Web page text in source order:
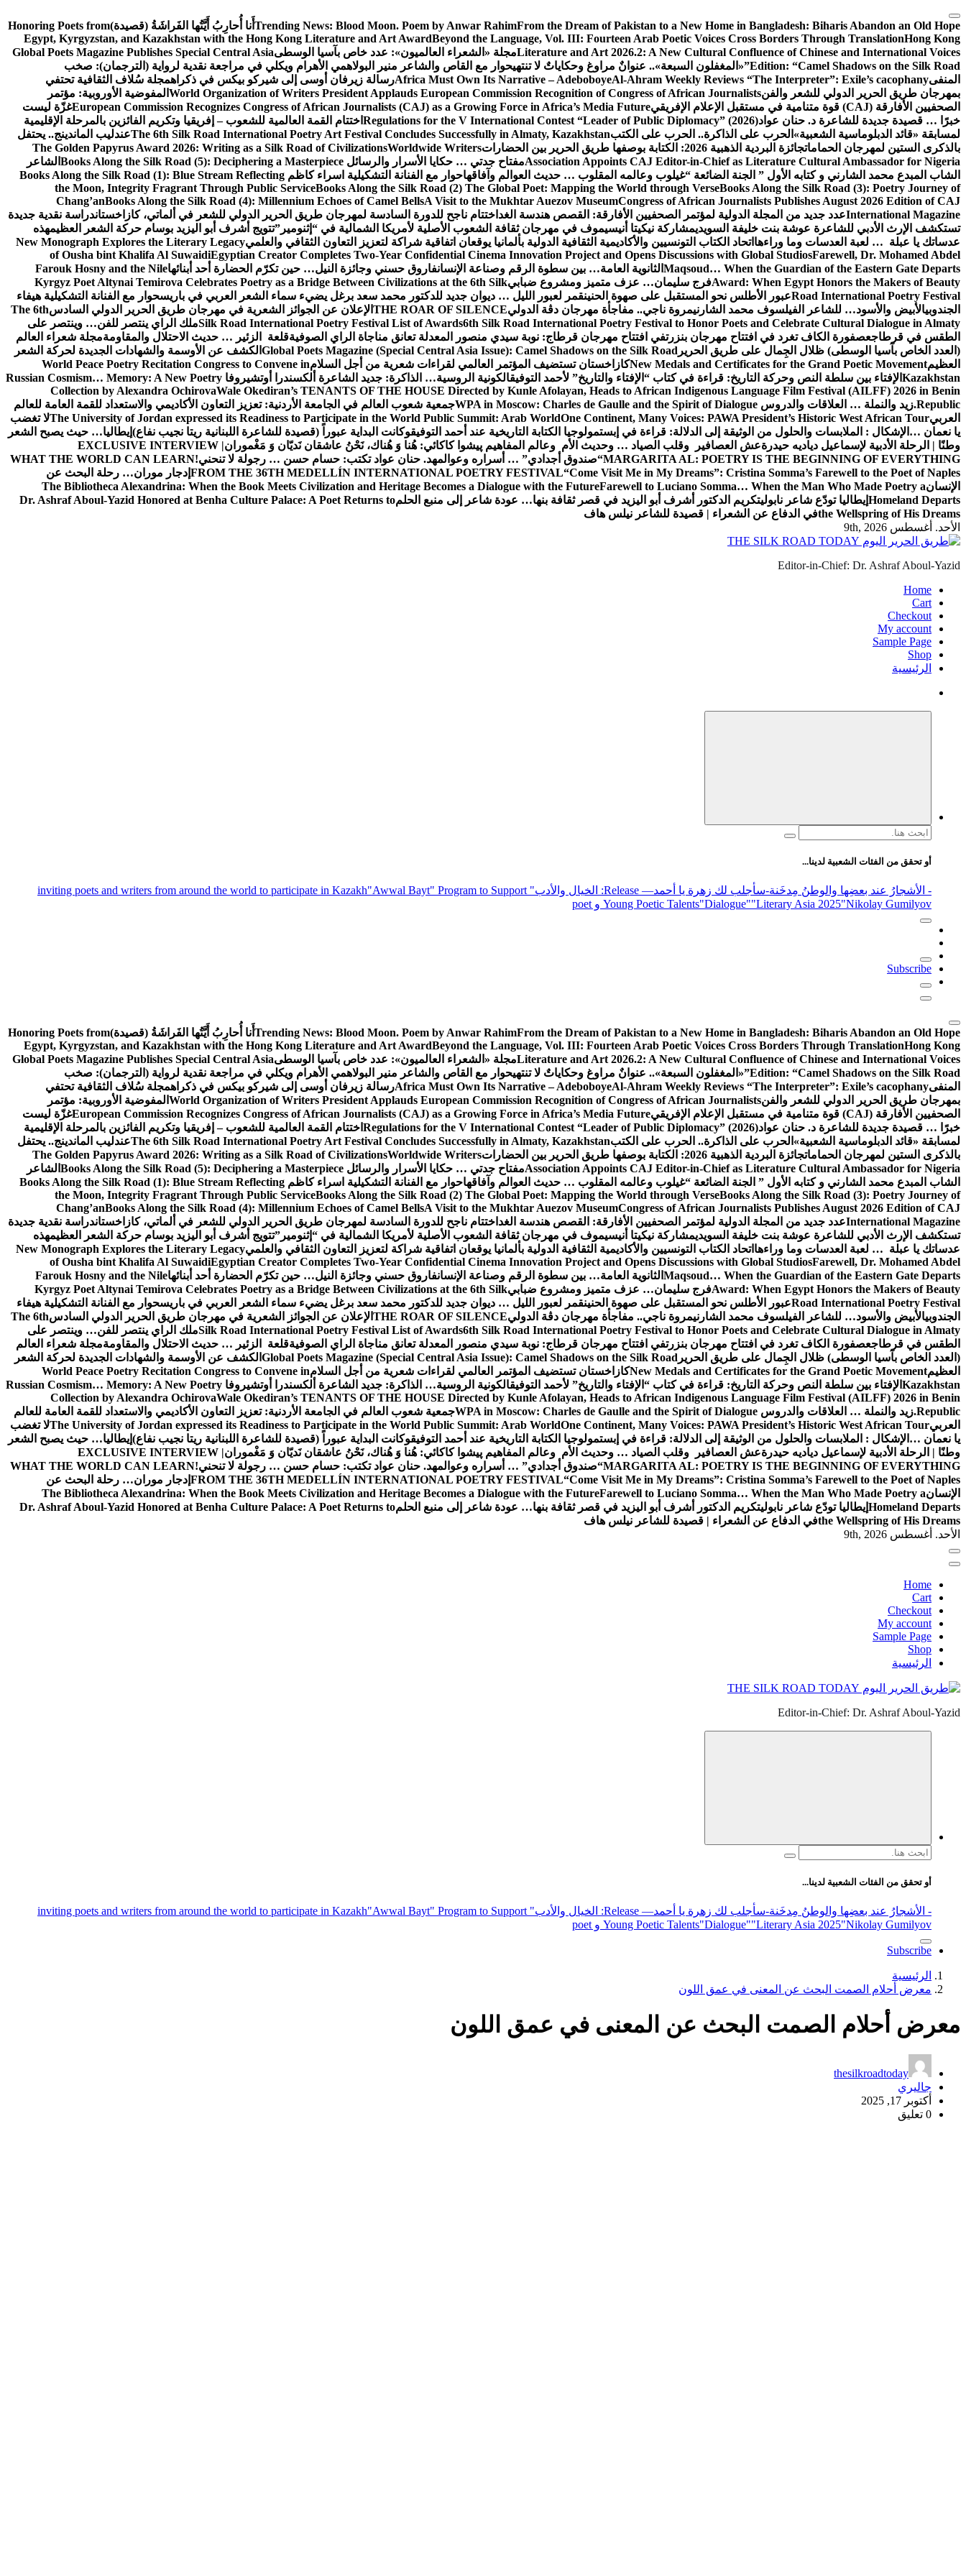
التجاوز
إلى
المحتوى
Trending News: Blood Moon. Poem by Anwar RahimFrom the Dream of Pakistan to a New Home in Bangladesh: Biharis Abandon an Old Hope أَنا أُحارِبُ أَيَّتُها الفَراشَةُ (قصيدة)Honoring Poets from
Egypt, Kyrgyzstan, and Kazakhstan with the Hong Kong Literature and Art AwardBeyond the Language, Vol. III: Fourteen Arab Poetic Voices Cross Borders Through TranslationHong Kong
Literature and Art 2026.2: A New Cultural Confluence of Chinese and International Voicesمجلة «الشعراء العالميون»: عدد خاص بآسيا الوسطىGlobal Poets Magazine Publishes Special Central Asia
Edition: “Camel Shadows on the Silk Road” «المغفلون السبعة».. عنوانٌ مراوغ وحكاياتٌ لا تنتهيحوار مع القاص والشاعر منير البولاهمي الأهرام ويكلي في مراجعة نقدية لرواية (الترجمان): صخب
المنفى
Africa Must Own Its Narrative – AdeboboyeAl-Ahram Weekly Reviews “The Interpreter”: Exile’s cacophany رسالة زيرفان أوسى إلى شيركو بيكس في ذكراهمجلة سُلاف الثقافية تحتفي
بمهرجان طريق الحرير الدولي للشعر والفنWorld Organization of Writers President Applauds European Commission Recognition of Congress of African Journalists المفوضية الأوروبية: مؤتمر
الصحفيين الأفارقة (CAJ) قوة متنامية في مستقبل الإعلام الإفريقي
European Commission Recognizes Congress of African Journalists (CAJ) as a Growing Force in Africa’s Media Futureغزّة ليست
خبرًا … قصيدة جديدة للشاعرة د. حنان عوادRegulations for the V International Contest “Leader of Public Diplomacy” (2026) اختتام القمة العالمية للشعوب – إفريقيا وتكريم الفائزين بالمرحلة الإقليمية
لمسابقة «قائد الدبلوماسية الشعبية» الحرب على الذاكرة.. الحرب على الكتبThe 6th Silk Road International Poetry Art Festival Concludes Successfully in Almaty, Kazakhstanعندليب الماندينج.. يحتفل
بالذكرى الستين لمهرجان الحماماتجائزة البردية الذهبية 2026: الكتابة بوصفها طريق الحرير بين الحضارات The Golden Papyrus Award 2026: Writing as a Silk Road of CivilizationsWorldwide Writers
Association Appoints CAJ Editor-in-Chief as Literature Cultural Ambassador for Nigeriaمفتاح جدتي … حكايا الأسرار والرسائل Books Along the Silk Road (5): Deciphering a Masterpiece الشاعر
الشاب المبدع محمد الشارني و كتابه الأول ” الجنة الضائعة “غيلوب وعالمه المقلوب … حديث العوالم وآفاقهاحوار مع الفنانة التشكيلية اسراء كاظم Books Along the Silk Road (1): Blue Stream Reflecting
the Moon, Integrity Fragrant Through Public ServiceBooks Along the Silk Road (2) The Global Poet: Mapping the World through VerseBooks Along the Silk Road (3): Poetry Journey of
Chang’anBooks Along the Silk Road (4): Millennium Echoes of Camel BellsA Visit to the Mukhtar Auezov MuseumCongress of African Journalists Publishes August 2026 Edition of CAJ
International Magazineعدد جديد من المجلة الدولية لمؤتمر الصحفيين الأفارقة: القصص هندسة الغد اختتام ناجح للدورة السادسة لمهرجان طريق الحرير الدولي للشعر في ألماتي، كازاخستاندراسة نقدية جديدة
تستكشف الإرث الأدبي للشاعرة عوشة بنت خليفة السويديمشاركة نيكيتا أنيسيموف في مهرجان ثقافة الشعوب الأصلية لأمريكا الشمالية في “إثنومير”تتويج أشرف أبو اليزيد بوسام حركة الشعر العظيمهذه
عدساتك يا عبلة … لعبة العدسات وما وراءها اتحاد الكتاب التونسيين والأكاديمية الثقافية الدولية بألمانيا يوقعان اتفاقية شراكة لتعزيز التعاون الثقافي والعلميNew Monograph Explores the Literary Legacy
of Ousha bint Khalifa Al SuwaidiEgyptian Creator Completes Two-Year Confidential Cinema Innovation Project and Opens Discussions with Global StudiosFarewell, Dr. Mohamed Abdel
Maqsoud… When the Guardian of the Eastern Gate Departs الثانوية العامة… بين سطوة الرقم وصناعة الإنسانفاروق حسني وجائزة النيل… حين تكرّم الحضارة أحد أبنائهاFarouk Hosny and the Nile
Award: When Egypt Honors the Makers of Beautyفرج سليمان… عزف متميز ومشروع ضبابيKyrgyz Poet Altynai Temirova Celebrates Poetry as a Bridge Between Civilizations at the 6th Silk
Road International Poetry Festivalعبور الأطلس نحو المستقبل على صهوة الحنينقمر لعبور الليل … ديوان جديد للدكتور محمد سعد برغل يضيء سماء الشعر العربي في باريسحوار مع الفنانة التشكيلية هيفاء
الجندوبيالأبيض والأسود… للشاعر الفيلسوف محمد الشارنيمروة ناجي.. مفاجأة مهرجان دڨة الدوليTHE ROAR OF SILENCE الإعلان عن الجوائز الشعرية في مهرجان طريق الحرير الدولي السادسThe 6th
Silk Road International Poetry Festival List of Awards6th Silk Road International Poetry Festival to Honor Poets and Celebrate Cultural Dialogue in Almaty
ملك الراي ينتصر للفن… وينتصر على
الطقس في قرطاجعصفورة الكاف تغرد في افتتاح مهرجان بنزرتفي افتتاح مهرجان قرطاج: نوبة سيدي منصور المعدلة تعانق مناجاة الراي الصوفيةقلعة الزئير … حديث الاحتلال والمقاومةمجلة شعراء العالم
(العدد الخاص بآسيا الوسطى) ظلال الجِمال على طريق الحرير Global Poets Magazine (Special Central Asia Issue): Camel Shadows on the Silk Road الكشف عن الأوسمة والشهادات الجديدة لحركة الشعر
العظيمNew Medals and Certificates for the Grand Poetic Movementكازاخستان تستضيف المؤتمر العالمي لقراءات شعرية من أجل السلامWorld Peace Poetry Recitation Congress to Convene in
Kazakhstan الإفتاء بين سلطة النص وحركة التاريخ: قراءة في كتاب “الإفتاء والتاريخ” لأحمد التوفيقالكونية الروسية… الذاكرة: جديد الشاعرة ألكسندرا أوتشيروفا Russian Cosmism… Memory: A New Poetry
Collection by Alexandra OchirovaWale Okediran’s TENANTS OF THE HOUSE Directed by Kunle Afolayan, Heads to African Indigenous Language Film Festival (AILFF) 2026 in Benin
Republic. زيد والنملة … العلاقات والدروس WPA in Moscow: Charles de Gaulle and the Spirit of Dialogueجمعية شعوب العالم في الجامعة الأردنية: تعزيز التعاون الأكاديمي والاستعداد للقمة العامة للعالم
العربي
The University of Jordan expressed its Readiness to Participate in the World Public Summit: Arab WorldOne Continent, Many Voices: PAWA President’s Historic West African Tour
لا تغضب
يا نعمان …الإشكال : الملابسات والحلول من الوثيقة إلى الدلالة: قراءة في إبستمولوجيا الكتابة التاريخية عند أحمد التوفيقوكانت البداية عبوراً (قصيدة للشاعرة اللبنانية ريتا نجيب نفاع) إيطاليا… حيث يصبح الشعر
وطنًا | الرحلة الأدبية لإسماعيل دياديه حيدرةعش العصافير وقلب الصياد … وحديث الأم وعالم المفاهيم پیشوا کاکائي: هُنا وَ هُناك، نَحْنُ عاشقان نَديّان وَ مَغْمورانEXCLUSIVE INTERVIEW |
MARGARITA AL: POETRY IS THE BEGINNING OF EVERYTHING“صندوق أجدادي” … أسراره وعوالمهد. حنان عواد تكتب: حسام حسن … رجولة لا تنحني!WHAT THE WORLD CAN LEARN
FROM THE 36TH MEDELLÍN INTERNATIONAL POETRY FESTIVAL“Come Visit Me in My Dreams”: Cristina Somma’s Farewell to the Poet of Naples
إدجار موران… رحلة البحث عن
الإنسان
The Bibliotheca Alexandrina: When the Book Meets Civilization and Heritage Becomes a Dialogue with the FutureFarewell to Luciano Somma… When the Man Who Made Poetry a
Homeland Departs إيطاليا تودّع شاعر نابوليتكريم الدكتور أشرف أبو اليزيد في قصر ثقافة بنها… عودة شاعر إلى منبع الحلمDr. Ashraf Aboul-Yazid Honored at Benha Culture Palace: A Poet Returns to
the Wellspring of His Dreamsفي الدفاع عن الشعراء | قصيدة للشاعر نيلس هاف
الأحد. أغسطس 9th, 2026
Editor-in-Chief: Dr. Ashraf Aboul-Yazid
Home
Cart
Checkout
My account
Sample Page
Shop
الرئيسية
البحث
أو تحقق من الفئات الشعبية لدينا...
- الأشجارُ عند بعضِها والوطنُ مِدخَنة-سأجلب لك زهرة يا أحمد— Release : الخيال والأدب" inviting poets and writers from around the world to participate in Kazakh
"Awwal Bayt" Program to Support
Young Poetic Talents"Dialogue""Literary Asia 2025"Nikolay Gumilyov و poet
Subscribe
Trending News: Blood Moon. Poem by Anwar RahimFrom the Dream of Pakistan to a New Home in Bangladesh: Biharis Abandon an Old Hope أَنا أُحارِبُ أَيَّتُها الفَراشَةُ (قصيدة)Honoring Poets from
Egypt, Kyrgyzstan, and Kazakhstan with the Hong Kong Literature and Art AwardBeyond the Language, Vol. III: Fourteen Arab Poetic Voices Cross Borders Through TranslationHong Kong
Literature and Art 2026.2: A New Cultural Confluence of Chinese and International Voicesمجلة «الشعراء العالميون»: عدد خاص بآسيا الوسطىGlobal Poets Magazine Publishes Special Central Asia
Edition: “Camel Shadows on the Silk Road” «المغفلون السبعة».. عنوانٌ مراوغ وحكاياتٌ لا تنتهيحوار مع القاص والشاعر منير البولاهمي الأهرام ويكلي في مراجعة نقدية لرواية (الترجمان): صخب
المنفى
Africa Must Own Its Narrative – AdeboboyeAl-Ahram Weekly Reviews “The Interpreter”: Exile’s cacophany رسالة زيرفان أوسى إلى شيركو بيكس في ذكراهمجلة سُلاف الثقافية تحتفي
بمهرجان طريق الحرير الدولي للشعر والفنWorld Organization of Writers President Applauds European Commission Recognition of Congress of African Journalists المفوضية الأوروبية: مؤتمر
الصحفيين الأفارقة (CAJ) قوة متنامية في مستقبل الإعلام الإفريقي
European Commission Recognizes Congress of African Journalists (CAJ) as a Growing Force in Africa’s Media Futureغزّة ليست
خبرًا … قصيدة جديدة للشاعرة د. حنان عوادRegulations for the V International Contest “Leader of Public Diplomacy” (2026) اختتام القمة العالمية للشعوب – إفريقيا وتكريم الفائزين بالمرحلة الإقليمية
لمسابقة «قائد الدبلوماسية الشعبية» الحرب على الذاكرة.. الحرب على الكتبThe 6th Silk Road International Poetry Art Festival Concludes Successfully in Almaty, Kazakhstanعندليب الماندينج.. يحتفل
بالذكرى الستين لمهرجان الحماماتجائزة البردية الذهبية 2026: الكتابة بوصفها طريق الحرير بين الحضارات The Golden Papyrus Award 2026: Writing as a Silk Road of CivilizationsWorldwide Writers
Association Appoints CAJ Editor-in-Chief as Literature Cultural Ambassador for Nigeriaمفتاح جدتي … حكايا الأسرار والرسائل Books Along the Silk Road (5): Deciphering a Masterpiece الشاعر
الشاب المبدع محمد الشارني و كتابه الأول ” الجنة الضائعة “غيلوب وعالمه المقلوب … حديث العوالم وآفاقهاحوار مع الفنانة التشكيلية اسراء كاظم Books Along the Silk Road (1): Blue Stream Reflecting
the Moon, Integrity Fragrant Through Public ServiceBooks Along the Silk Road (2) The Global Poet: Mapping the World through VerseBooks Along the Silk Road (3): Poetry Journey of
Chang’anBooks Along the Silk Road (4): Millennium Echoes of Camel BellsA Visit to the Mukhtar Auezov MuseumCongress of African Journalists Publishes August 2026 Edition of CAJ
International Magazineعدد جديد من المجلة الدولية لمؤتمر الصحفيين الأفارقة: القصص هندسة الغد اختتام ناجح للدورة السادسة لمهرجان طريق الحرير الدولي للشعر في ألماتي، كازاخستاندراسة نقدية جديدة
تستكشف الإرث الأدبي للشاعرة عوشة بنت خليفة السويديمشاركة نيكيتا أنيسيموف في مهرجان ثقافة الشعوب الأصلية لأمريكا الشمالية في “إثنومير”تتويج أشرف أبو اليزيد بوسام حركة الشعر العظيمهذه
عدساتك يا عبلة … لعبة العدسات وما وراءها اتحاد الكتاب التونسيين والأكاديمية الثقافية الدولية بألمانيا يوقعان اتفاقية شراكة لتعزيز التعاون الثقافي والعلميNew Monograph Explores the Literary Legacy
of Ousha bint Khalifa Al SuwaidiEgyptian Creator Completes Two-Year Confidential Cinema Innovation Project and Opens Discussions with Global StudiosFarewell, Dr. Mohamed Abdel
Maqsoud… When the Guardian of the Eastern Gate Departs الثانوية العامة… بين سطوة الرقم وصناعة الإنسانفاروق حسني وجائزة النيل… حين تكرّم الحضارة أحد أبنائهاFarouk Hosny and the Nile
Award: When Egypt Honors the Makers of Beautyفرج سليمان… عزف متميز ومشروع ضبابيKyrgyz Poet Altynai Temirova Celebrates Poetry as a Bridge Between Civilizations at the 6th Silk
Road International Poetry Festivalعبور الأطلس نحو المستقبل على صهوة الحنينقمر لعبور الليل … ديوان جديد للدكتور محمد سعد برغل يضيء سماء الشعر العربي في باريسحوار مع الفنانة التشكيلية هيفاء
الجندوبيالأبيض والأسود… للشاعر الفيلسوف محمد الشارنيمروة ناجي.. مفاجأة مهرجان دڨة الدوليTHE ROAR OF SILENCE الإعلان عن الجوائز الشعرية في مهرجان طريق الحرير الدولي السادسThe 6th
Silk Road International Poetry Festival List of Awards6th Silk Road International Poetry Festival to Honor Poets and Celebrate Cultural Dialogue in Almaty
ملك الراي ينتصر للفن… وينتصر على
الطقس في قرطاجعصفورة الكاف تغرد في افتتاح مهرجان بنزرتفي افتتاح مهرجان قرطاج: نوبة سيدي منصور المعدلة تعانق مناجاة الراي الصوفيةقلعة الزئير … حديث الاحتلال والمقاومةمجلة شعراء العالم
(العدد الخاص بآسيا الوسطى) ظلال الجِمال على طريق الحرير Global Poets Magazine (Special Central Asia Issue): Camel Shadows on the Silk Road الكشف عن الأوسمة والشهادات الجديدة لحركة الشعر
العظيمNew Medals and Certificates for the Grand Poetic Movementكازاخستان تستضيف المؤتمر العالمي لقراءات شعرية من أجل السلامWorld Peace Poetry Recitation Congress to Convene in
Kazakhstan الإفتاء بين سلطة النص وحركة التاريخ: قراءة في كتاب “الإفتاء والتاريخ” لأحمد التوفيقالكونية الروسية… الذاكرة: جديد الشاعرة ألكسندرا أوتشيروفا Russian Cosmism… Memory: A New Poetry
Collection by Alexandra OchirovaWale Okediran’s TENANTS OF THE HOUSE Directed by Kunle Afolayan, Heads to African Indigenous Language Film Festival (AILFF) 2026 in Benin
Republic. زيد والنملة … العلاقات والدروس WPA in Moscow: Charles de Gaulle and the Spirit of Dialogueجمعية شعوب العالم في الجامعة الأردنية: تعزيز التعاون الأكاديمي والاستعداد للقمة العامة للعالم
العربي
The University of Jordan expressed its Readiness to Participate in the World Public Summit: Arab WorldOne Continent, Many Voices: PAWA President’s Historic West African Tour
لا تغضب
يا نعمان …الإشكال : الملابسات والحلول من الوثيقة إلى الدلالة: قراءة في إبستمولوجيا الكتابة التاريخية عند أحمد التوفيقوكانت البداية عبوراً (قصيدة للشاعرة اللبنانية ريتا نجيب نفاع) إيطاليا… حيث يصبح الشعر
وطنًا | الرحلة الأدبية لإسماعيل دياديه حيدرةعش العصافير وقلب الصياد … وحديث الأم وعالم المفاهيم پیشوا کاکائي: هُنا وَ هُناك، نَحْنُ عاشقان نَديّان وَ مَغْمورانEXCLUSIVE INTERVIEW |
MARGARITA AL: POETRY IS THE BEGINNING OF EVERYTHING“صندوق أجدادي” … أسراره وعوالمهد. حنان عواد تكتب: حسام حسن … رجولة لا تنحني!WHAT THE WORLD CAN LEARN
FROM THE 36TH MEDELLÍN INTERNATIONAL POETRY FESTIVAL“Come Visit Me in My Dreams”: Cristina Somma’s Farewell to the Poet of Naples
إدجار موران… رحلة البحث عن
الإنسان
The Bibliotheca Alexandrina: When the Book Meets Civilization and Heritage Becomes a Dialogue with the FutureFarewell to Luciano Somma… When the Man Who Made Poetry a
Homeland Departs إيطاليا تودّع شاعر نابوليتكريم الدكتور أشرف أبو اليزيد في قصر ثقافة بنها… عودة شاعر إلى منبع الحلمDr. Ashraf Aboul-Yazid Honored at Benha Culture Palace: A Poet Returns to
the Wellspring of His Dreamsفي الدفاع عن الشعراء | قصيدة للشاعر نيلس هاف
الأحد. أغسطس 9th, 2026
Home
Cart
Checkout
My account
Sample Page
Shop
الرئيسية
Editor-in-Chief: Dr. Ashraf Aboul-Yazid
البحث
أو تحقق من الفئات الشعبية لدينا...
- الأشجارُ عند بعضِها والوطنُ مِدخَنة-سأجلب لك زهرة يا أحمد— Release : الخيال والأدب" inviting poets and writers from around the world to participate in Kazakh
"Awwal Bayt" Program to Support
Young Poetic Talents"Dialogue""Literary Asia 2025"Nikolay Gumilyov و poet
Subscribe
الرئيسية
معرض أحلام الصمت البحث عن المعنى في عمق اللون
معرض أحلام الصمت البحث عن المعنى في عمق اللون
thesilkroadtoday
جاليري
أكتوبر 17, 2025
0 تعليق